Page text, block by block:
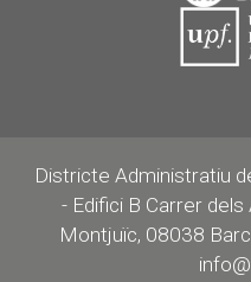
Districte Administratiu
- Edifici B Carrer
Montjuïc, 08038